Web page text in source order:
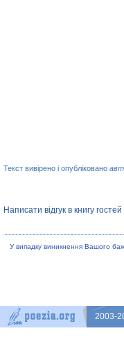
Текст вивірено і опубліковано
Написати відгук в книгу
У випадку виникнення Вашого
2003-